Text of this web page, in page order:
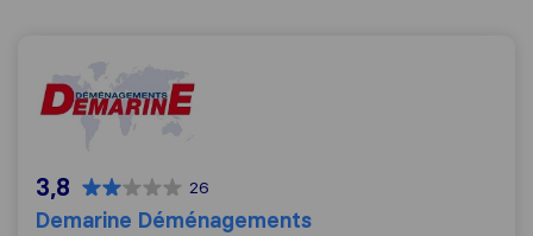
Demarine Déménagements
3,8 26
Demarine Déménagements